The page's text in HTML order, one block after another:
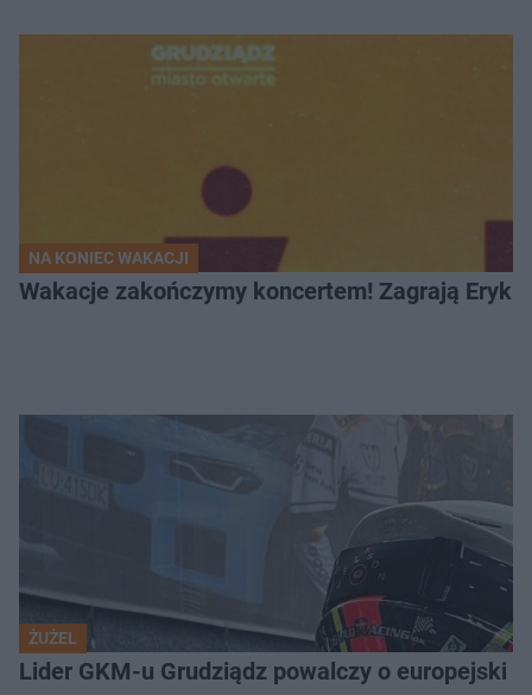
NA KONIEC WAKACJI
Wakacje zakończymy koncertem! Zagrają Eryk
ŻUŻEL
Lider GKM-u Grudziądz powalczy o europejski